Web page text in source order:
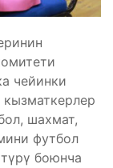
чейинки
шахмат,
футбол
боюнча